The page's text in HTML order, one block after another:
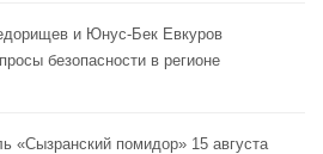
и Юнус-Бек Евкуров
безопасности в регионе
«Сызранский помидор» 15 августа